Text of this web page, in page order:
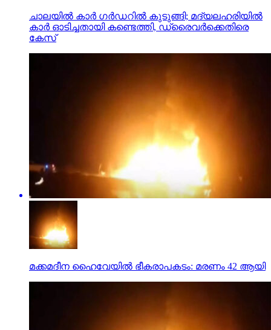
ചാലയിൽ കാർ ഗർഡറിൽ കുടുങ്ങി; മദ്യലഹരിയിൽ
കാർ ഓടിച്ചതായി കണ്ടെത്തി, ഡ്രൈവർക്കെതിരെ
കേസ്
മക്കമദീന ഹൈവേയില്‍ ഭീകരാപകടം: മരണം 42 ആയി